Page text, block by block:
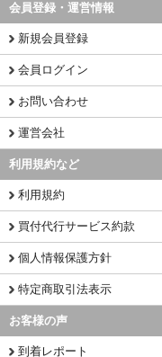
会員登録・運営情報
新規会員登録
会員ログイン
お問い合わせ
運営会社
利用規約など
利用規約
買付代行サービス約款
個人情報保護方針
特定商取引法表示
お客様の声
到着レポート